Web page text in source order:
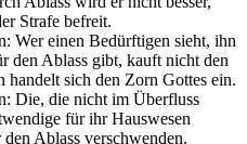
Strafe befreit.
Wer einen Bedürftigen sieht, ihn
den Ablass gibt, kauft nicht den
handelt sich den Zorn Gottes ein.
Die, die nicht im Überfluss
für ihr Hauswesen
Ablass verschwenden.